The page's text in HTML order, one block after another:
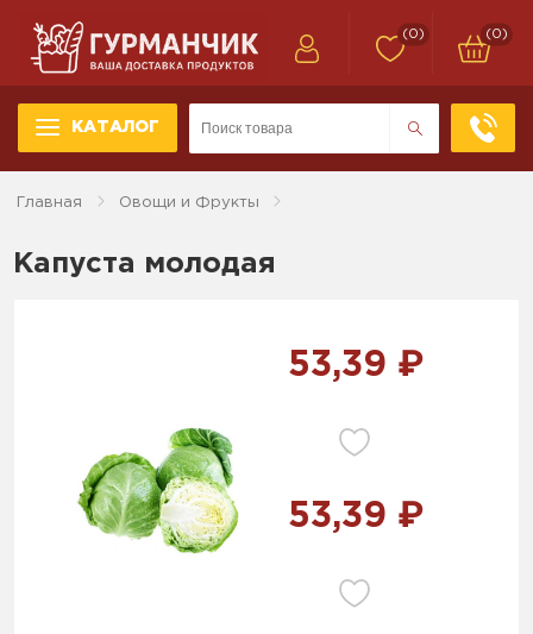
КАТАЛОГ
(0) (0)
Главная Овощи и Фрукты
Капуста молодая
53,39 ₽
53,39 ₽